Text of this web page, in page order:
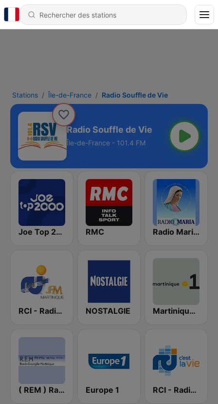
Stations Île-de-France Radio Souffle de Vie
Radio Souffle de Vie
Île-de-France - 101.4 FM
Joe Top 2000 RMC Radio Maria France
RCI - Radio Caraïbes International Martinique NOSTALGIE Martinique la 1ère
( REM ) Radio Evangile Martinique Europe 1 RCI - Radio Caraïbes International Guadeloupe